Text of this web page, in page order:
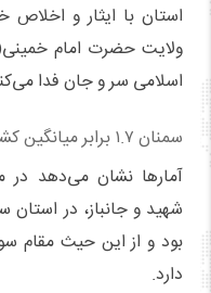
استان با ایثار و
ولایت حضرت امام
اسلامی سر و جان فدا
سمنان ۱.۷ برابر میانگین کشوری شهید تقدیم میهن کرد
آمارها نشان می‌دهد در
بود و از این حیث مقام
دارد.